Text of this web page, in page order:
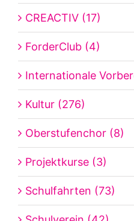
CREACTIV (17)
ForderClub (4)
Internationale
Kultur (276)
Oberstufenchor (8)
Projektkurse (3)
Schulfahrten (73)